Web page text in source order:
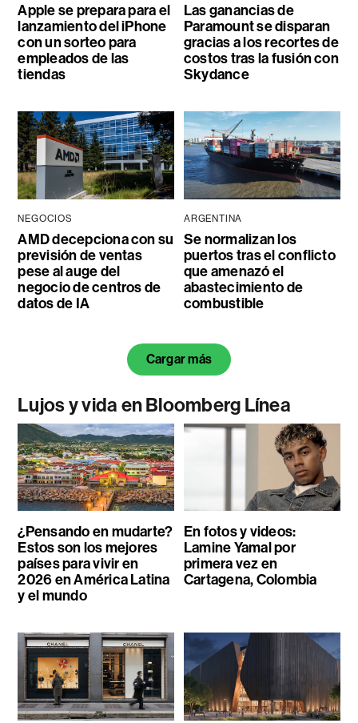
Apple se prepara para el
lanzamiento del iPhone
con un sorteo para
empleados de las
tiendas
Las ganancias de
Paramount se disparan
gracias a los recortes de
costos tras la fusión con
Skydance
NEGOCIOS
AMD decepciona con su
previsión de ventas
pese al auge del
negocio de centros de
datos de IA
ARGENTINA
Se normalizan los
puertos tras el conflicto
que amenazó el
abastecimiento de
combustible
Cargar más
Lujos y vida en Bloomberg Línea
¿Pensando en mudarte?
Estos son los mejores
países para vivir en
2026 en América Latina
y el mundo
En fotos y videos:
Lamine Yamal por
primera vez en
Cartagena, Colombia